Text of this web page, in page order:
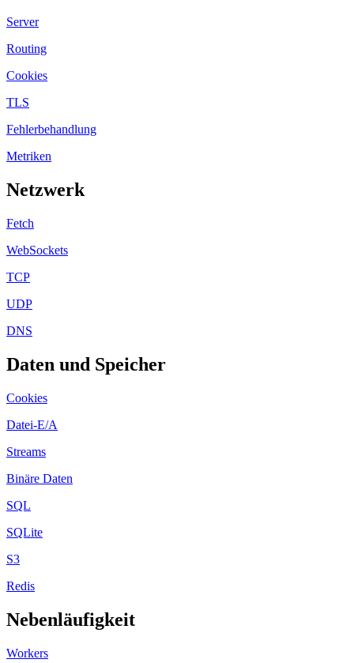
Server
Routing
Cookies
TLS
Fehlerbehandlung
Metriken
Netzwerk
Fetch
WebSockets
TCP
UDP
DNS
Daten und Speicher
Cookies
Datei-E/A
Streams
Binäre Daten
SQL
SQLite
S3
Redis
Nebenläufigkeit
Workers